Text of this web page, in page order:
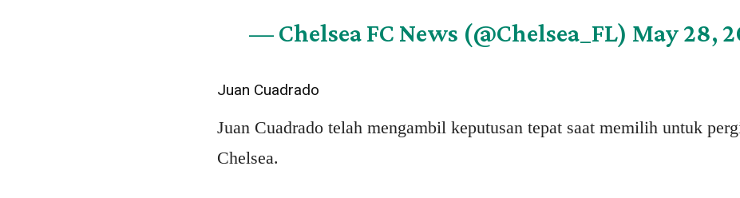
— Chelsea FC News (@Chelsea_FL) May 28,
Juan Cuadrado
Juan Cuadrado telah mengambil keputusan tepat saat memilih untuk
Chelsea.